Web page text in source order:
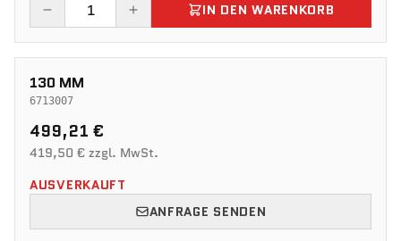
IN DEN WARENKORB
130 MM
6713007
499,21 €
419,50 € zzgl. MwSt.
AUSVERKAUFT
ANFRAGE SENDEN